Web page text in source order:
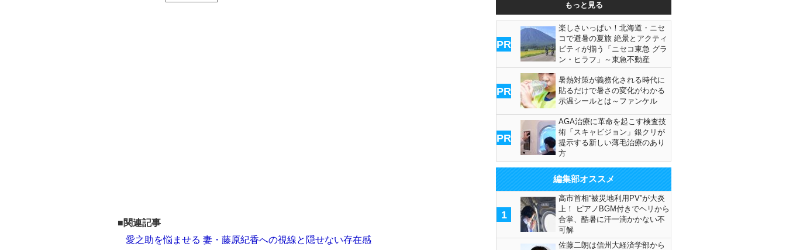
■関連記事
愛之助を悩ませる 妻・藤原紀香への視線と隠せない存在感
もっと見る
PR
楽しさいっぱい！北海道・ニセ
コで避暑の夏旅 絶景とアクティ
ビティが揃う「ニセコ東急 グラ
ン・ヒラフ」～東急不動産
PR
暑熱対策が義務化される時代に
貼るだけで暑さの変化がわかる
示温シールとは～ファンケル
PR
AGA治療に革命を起こす検査技
術「スキャビジョン」銀クリが
提示する新しい薄毛治療のあり
方
編集部オススメ
1
高市首相“被災地利用PV”が大炎
上！ ピアノBGM付きでヘリから
合掌、酷暑に汗一滴かかない不
可解
佐藤二朗は信州大経済学部から